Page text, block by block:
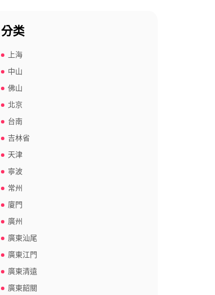
分类
上海
中山
佛山
北京
台南
吉林省
天津
寧波
常州
廈門
廣州
廣東汕尾
廣東江門
廣東清遠
廣東韶關